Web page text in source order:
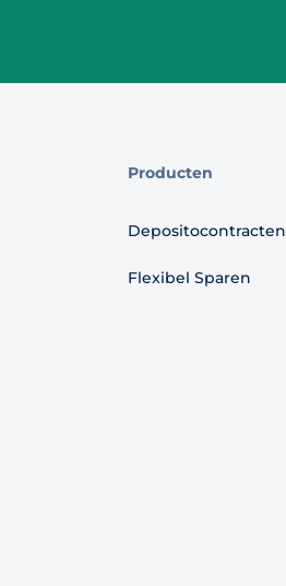
Producten
Depositocontracten
Flexibel Sparen